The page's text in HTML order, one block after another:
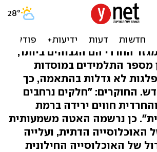
דתיים, פחות
החרדי הם הגבוהים ביותר,
התלמידים במוסדות
לא גדלות בהתאמה, כך
החוקרים: "חלקים נרחבים
חווים ירידה ברמת
כן נרשמה האטה משמעותית
האוכלוסייה הדתית, ועלייה
של האוכלוסייה החילונית